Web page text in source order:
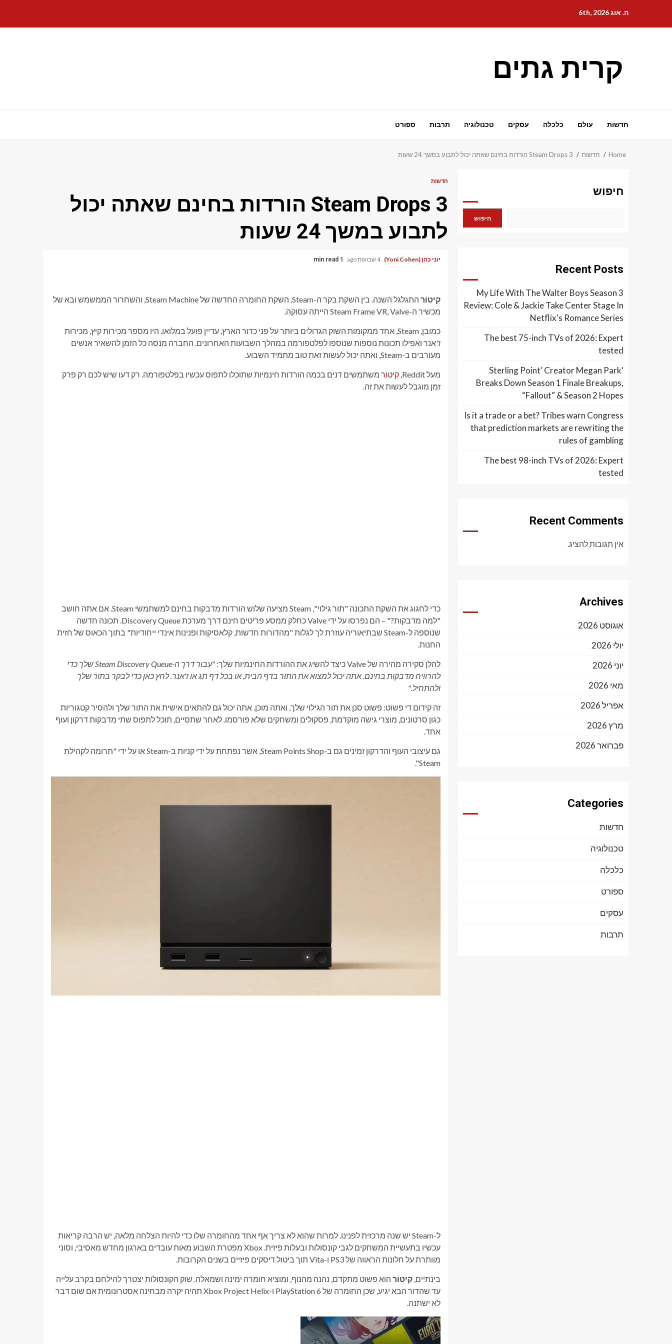
content
ה. אוג 6th, 2026
קרית גתים
חדשות עולם כלכלה עסקים טכנולוגיה תרבות ספורט
Home חדשות Steam Drops 3 הורדות בחינם שאתה יכול לתבוע במשך 24 שעות
חדשות
Steam Drops 3 הורדות בחינם שאתה יכול
לתבוע במשך 24 שעות
יוני כהן (Yoni Cohen) 4 שבועות ago 1 min read
קִיטוֹר
התגלגל השנה. בין השקת בקר ה-Steam, השקת החומרה החדשה של Steam Machine, והשחרור הממשמש ובא של
מכשיר ה-Steam Frame VR, Valve הייתה עסוקה.
כמובן, Steam, אחד ממקומות השוק הגדולים ביותר על פני כדור הארץ, עדיין פועל במלואו. היו מספר מכירות קיץ, מכירות
ז'אנר ואפילו תכונות נוספות שנוספו לפלטפורמה במהלך השבועות האחרונים. החברה מנסה כל הזמן להשאיר אנשים
מעורבים ב-Steam, ואתה יכול לעשות זאת טוב מתמיד השבוע.
מעל Reddit, קִיטוֹר משתמשים דנים בכמה הורדות חינמיות שתוכלו לתפוס עכשיו בפלטפורמה. רק דעו שיש לכם רק פרק
זמן מוגבל לעשות את זה.
כדי לחגוג את השקת התכונה "תור גילוי", Steam מציעה שלוש הורדות מדבקות בחינם למשתמשי Steam. אם אתה חושב
"למה מדבקות?" – הם נפרסו על ידי Valve כחלק ממסע פריטים חינם דרך מערכת Discovery Queue. תכונה חדשה
שנוספה ל-Steam שבתיאוריה עוזרת לך לגלות "מהדורות חדשות, קלאסיקות ופנינות אינדי ייחודיות" בתוך הכאוס של חזית
החנות.
להלן סקירה מהירה של Valve כיצד להשיג את ההורדות החינמיות שלך:
"עבור דרך ה-Steam Discovery Queue שלך ​​כדי
להרוויח מדבקות בחינם. אתה יכול למצוא את התור בדף הבית, או בכל דף תג או ז'אנר. לחץ כאן כדי לבקר בתור שלך
ולהתחיל."
זה קידום די פשוט: פשוט סנן את תור הגילוי שלך, ואתה מוכן. אתה יכול גם להתאים אישית את התור שלך ולהסיר קטגוריות
כגון סרטונים, מוצרי גישה מוקדמת, פסקולים ומשחקים שלא פורסמו. לאחר שתסיים, תוכל לתפוס שתי מדבקות דרקון ועוף
אחד.
גם עיצובי העוף והדרקון זמינים גם ב-Steam Points Shop, אשר נפתחת על ידי קניות ב-Steam או על ידי "תרומה לקהילת
Steam".
ל-Steam יש שנה מרכזית לפנינו. למרות שהוא לא צריך אף אחד מהחומרה שלו כדי להיות הצלחה מלאה, יש הרבה קריאות
עכשיו בתעשיית המשחקים לגבי קונסולות ובעלות פיזית. Xbox מפטרת השבוע מאות עובדים בארגון מחדש מאסיבי, וסוני
מוותרת על חלונות הראווה של PS3 ו-Vita תוך ביטול דיסקים פיזיים בשנים הקרובות.
בינתיים, קִיטוֹר הוא פשוט מתקדם, נהנה מהנוף, ומוציא חומרה ימינה ושמאלה. שוק הקונסולות יצטרך להילחם בקרב עלייה
עד שהדור הבא יגיע, שכן החומרה של PlayStation 6 ו-Xbox Project Helix תהיה יקרה מבחינה אסטרונומית אם שום דבר
לא ישתנה.
חיפוש
חיפוש
Recent Posts
My Life With The Walter Boys Season 3
Review: Cole & Jackie Take Center Stage In
Netflix's Romance Series
The best 75-inch TVs of 2026: Expert
tested
‘Sterling Point’ Creator Megan Park
Breaks Down Season 1 Finale Breakups,
“Fallout” & Season 2 Hopes
Is it a trade or a bet? Tribes warn Congress
that prediction markets are rewriting the
rules of gambling
The best 98-inch TVs of 2026: Expert
tested
Recent Comments
אין תגובות להציג.
Archives
אוגוסט 2026
יולי 2026
יוני 2026
מאי 2026
אפריל 2026
מרץ 2026
פברואר 2026
Categories
חדשות
טכנולוגיה
כלכלה
ספורט
עסקים
תרבות